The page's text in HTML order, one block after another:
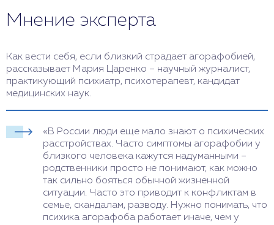
Мнение эксперта
Как вести себя, если близкий страдает агорафобией,
рассказывает Мария Царенко – научный журналист,
практикующий психиатр, психотерапевт, кандидат
медицинских наук.
«В России люди еще мало знают о психических
расстройствах. Часто симптомы агорафобии у
близкого человека кажутся надуманными –
родственники просто не понимают, как можно
так сильно бояться обычной жизненной
ситуации. Часто это приводит к конфликтам в
семье, скандалам, разводу. Нужно понимать, что
психика агорафоба работает иначе, чем у